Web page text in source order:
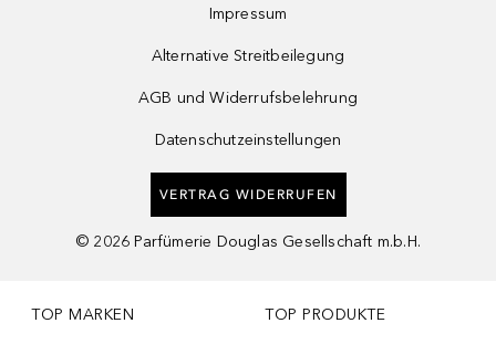
Impressum
Alternative Streitbeilegung
AGB und Widerrufsbelehrung
Datenschutzeinstellungen
VERTRAG WIDERRUFEN
© 2026 Parfümerie Douglas Gesellschaft m.b.H.
TOP MARKEN TOP PRODUKTE